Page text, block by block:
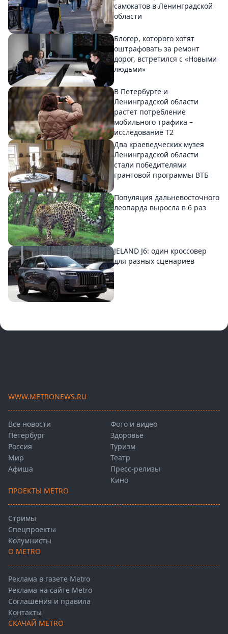
самокатов в Ленинградской
области
Блогер, которого хотят
оштрафовать за ремонт
дорог, встретился с «Новыми
людьми»
В Петербурге и
Ленинградской области
растет потребление
мобильного трафика –
исследование T2
Два краеведческих музея
Ленинградской области
стали победителями
грантовой программы ВТБ
Популяция дальневосточного
леопарда выросла в 6 раз
JELAND J6: один кроссовер
для разных сценариев
WWW.METRONEWS.RU
Все новости
Петербург
Россия
Мир
Афиша
Фото и видео
Здоровье
Туризм
Театр
Пресс-релизы
Кино
ПРОЕКТЫ METRO
Стримы
Спецпроекты
Колумнисты
О METRO
Реклама в газете Metro
Реклама на сайте Metro
Соглашения и правила
Контакты
СКАЧАЙ METRO